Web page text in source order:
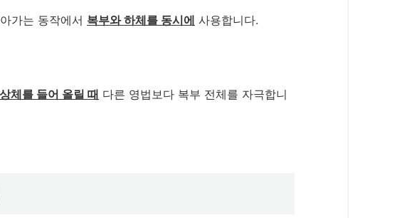
가는 동작에서 복부와 하체를 동시에 사용합니다.
상체를 들어 올릴 때 다른 영법보다 복부 전체를 자극합니